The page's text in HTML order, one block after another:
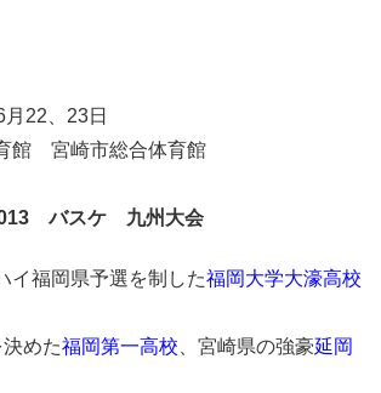
22、23日
館 宮崎市総合体育館
バスケ 九州大会
イ福岡県予選を制した福岡大学大濠高校
めた福岡第一高校 、宮崎県の強豪延岡